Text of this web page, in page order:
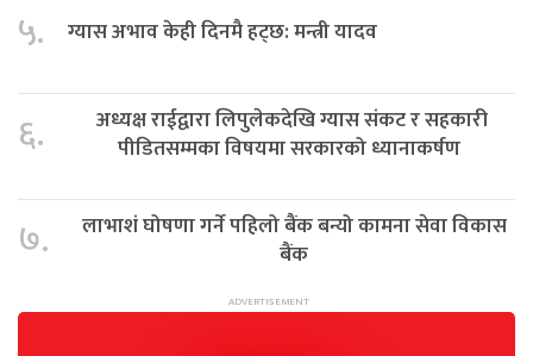
५. ग्यास अभाव केही दिनमै हट्छ: मन्त्री यादव
६.
अध्यक्ष राईद्वारा लिपुलेकदेखि ग्यास संकट र सहकारी
पीडितसम्मका विषयमा सरकारको ध्यानाकर्षण
७.
लाभाशं घोषणा गर्ने पहिलो बैंक बन्यो कामना सेवा विकास
बैंक